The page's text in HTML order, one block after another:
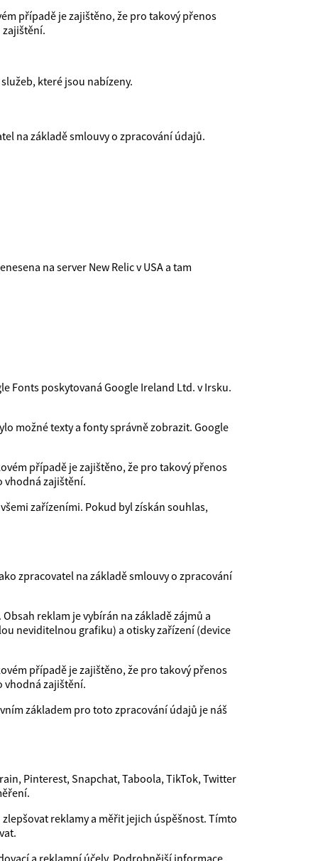
případě je zajištěno, že pro takový přenos
které jsou nabízeny.
na základě smlouvy o zpracování údajů.
na server New Relic v USA a tam
Fonts poskytovaná Google Ireland Ltd. v Irsku.
možné texty a fonty správně zobrazit. Google
případě je zajištěno, že pro takový přenos
vhodná zajištění.
zařízeními. Pokud byl získán souhlas,
zpracovatel na základě smlouvy o zpracování
reklam je vybírán na základě zájmů a
neviditelnou grafiku) a otisky zařízení (device
případě je zajištěno, že pro takový přenos
vhodná zajištění.
základem pro toto zpracování údajů je náš
Pinterest, Snapchat, Taboola, TikTok, Twitter
reklamy a měřit jejich úspěšnost. Tímto
a reklamní účely. Podrobnější informace